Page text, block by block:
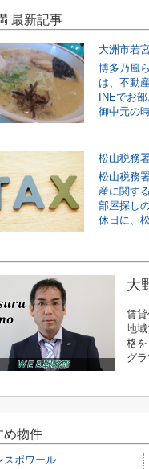
最新記事
博多乃風
は、不動
INEでお
御中元の
松山税務
産に関す
部屋探し
休日に、
大
賃
地
格
グ
め物件
スポワール